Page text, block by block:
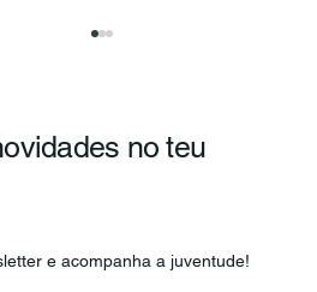
no teu
e acompanha a juventude!